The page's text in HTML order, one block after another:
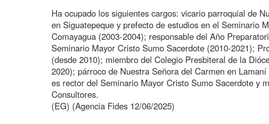
Ha ocupado los siguientes cargos: vicario parroquial de
en Siguatepeque y prefecto de estudios en el Seminario
Comayagua (2003-2004); responsable del Año
Seminario Mayor Cristo Sumo Sacerdote (2010-2021);
(desde 2010); miembro del Colegio Presbiteral de la
2020); párroco de Nuestra Señora del Carmen en
es rector del Seminario Mayor Cristo Sumo Sacerdote y
Consultores.
(EG) (Agencia Fides 12/06/2025)